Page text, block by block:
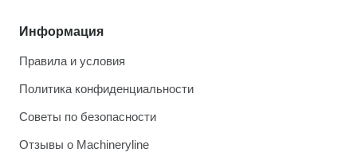
Информация
Правила и условия
Политика конфиденциальности
Советы по безопасности
Отзывы о Machineryline